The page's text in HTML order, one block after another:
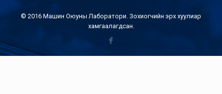
© 2016 Машин Оюуны Лаборатори. Зохиогчийн эрх хуулиар
хамгаалагдсан.